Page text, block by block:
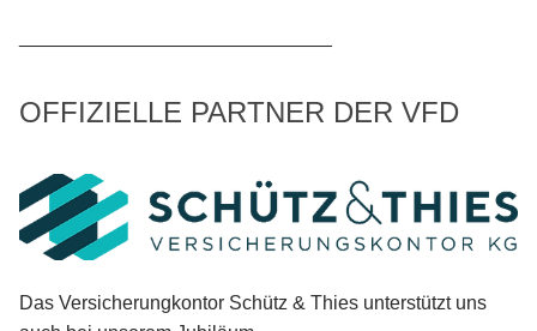
OFFIZIELLE PARTNER DER VFD
Das Versicherungkontor Schütz & Thies unterstützt uns